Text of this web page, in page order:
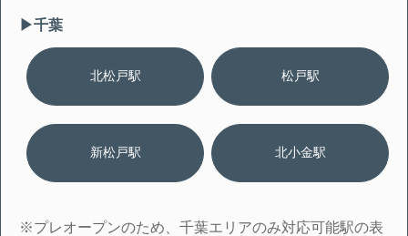
▶︎千葉
北松戸駅 松戸駅
新松戸駅 北小金駅
※プレオープンのため、千葉エリアのみ対応可能駅の表